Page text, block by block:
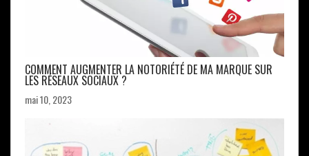
COMMENT AUGMENTER LA NOTORIÉTÉ DE MA MARQUE SUR
LES RÉSEAUX SOCIAUX ?
mai 10, 2023